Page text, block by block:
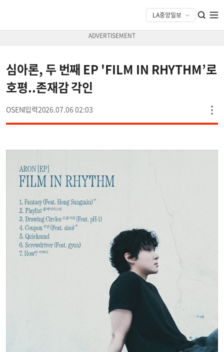
심아론, 두 번째 EP 'FILM IN RHYTHM’로
호평..존재감 각인
OSEN 2026.07.06 02:03